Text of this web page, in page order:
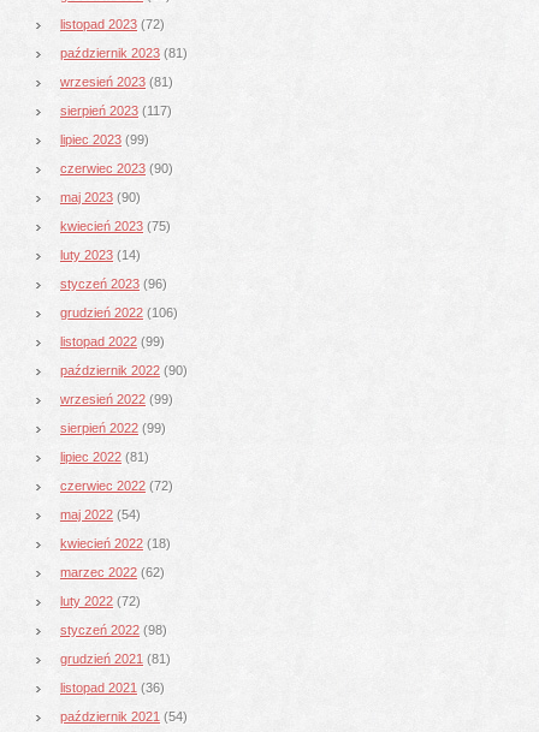
listopad 2023 (72)
październik 2023 (81)
wrzesień 2023 (81)
sierpień 2023 (117)
lipiec 2023 (99)
czerwiec 2023 (90)
maj 2023 (90)
kwiecień 2023 (75)
luty 2023 (14)
styczeń 2023 (96)
grudzień 2022 (106)
listopad 2022 (99)
październik 2022 (90)
wrzesień 2022 (99)
sierpień 2022 (99)
lipiec 2022 (81)
czerwiec 2022 (72)
maj 2022 (54)
kwiecień 2022 (18)
marzec 2022 (62)
luty 2022 (72)
styczeń 2022 (98)
grudzień 2021 (81)
listopad 2021 (36)
październik 2021 (54)